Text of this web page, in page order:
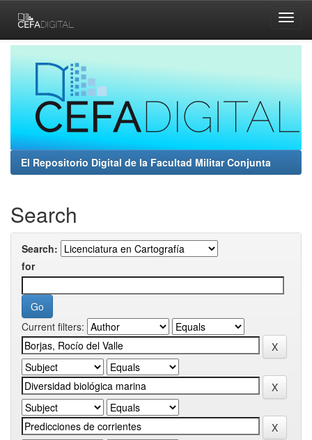
navigation
El Repositorio Digital de la Facultad Militar Conjunta
Search
Search:
for
Current filters: